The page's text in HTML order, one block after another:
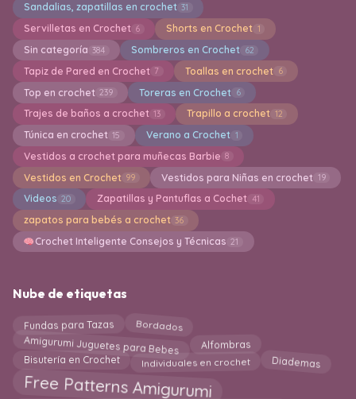
Sandalias, zapatillas en crochet 31
Servilletas en Crochet 6 Shorts en Crochet 1
Sin categoría 384 Sombreros en Crochet 62
Tapiz de Pared en Crochet 7 Toallas en crochet 6
Top en crochet 239 Toreras en Crochet 6
Trajes de baños a crochet 13 Trapillo a crochet 12
Túnica en crochet 15 Verano a Crochet 1
Vestidos a crochet para muñecas Barbie 8
Vestidos en Crochet 99 Vestidos para Niñas en crochet 19
Videos 20 Zapatillas y Pantuflas a Cochet 41
zapatos para bebés a crochet 36
Crochet Inteligente Consejos y Técnicas 21
Nube de etiquetas
Fundas para Tazas Bordados
Amigurumi Juguetes para Bebes Alfombras
Bisutería en Crochet Individuales en crochet Diademas
Free Patterns Amigurumi